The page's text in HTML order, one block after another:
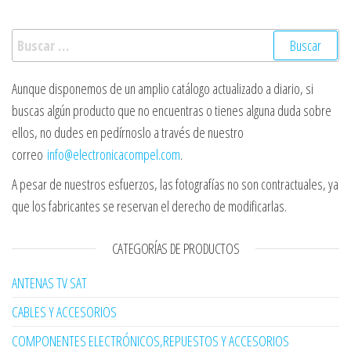
Buscar:
Aunque disponemos de un amplio catálogo actualizado a diario, si
buscas algún producto que no encuentras o tienes alguna duda sobre
ellos, no dudes en pedírnoslo a través de nuestro
correo info@electronicacompel.com.
A pesar de nuestros esfuerzos, las fotografías no son contractuales, ya
que los fabricantes se reservan el derecho de modificarlas.
CATEGORÍAS DE PRODUCTOS
ANTENAS TV SAT
CABLES Y ACCESORIOS
COMPONENTES ELECTRÓNICOS,REPUESTOS Y ACCESORIOS